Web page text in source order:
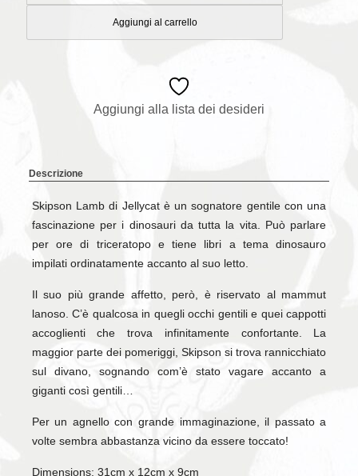
quantità
Aggiungi al carrello
Aggiungi alla lista dei desideri
Descrizione
Skipson Lamb di Jellycat è un sognatore gentile con una
fascinazione per i dinosauri da tutta la vita. Può parlare
per ore di triceratopo e tiene libri a tema dinosauro
impilati ordinatamente accanto al suo letto.
Il suo più grande affetto, però, è riservato al mammut
lanoso. C’è qualcosa in quegli occhi gentili e quei cappotti
accoglienti che trova infinitamente confortante. La
maggior parte dei pomeriggi, Skipson si trova rannicchiato
sul divano, sognando com’è stato vagare accanto a
giganti così gentili…
Per un agnello con grande immaginazione, il passato a
volte sembra abbastanza vicino da essere toccato!
Dimensions: 31cm x 12cm x 9cm